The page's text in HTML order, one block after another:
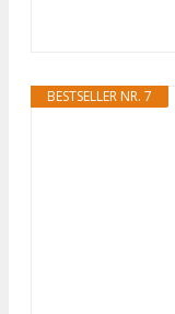
BESTSELLER NR. 7